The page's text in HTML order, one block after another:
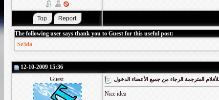
The following user says thank you to Guest for this useful post:
Se3da
12-10-2009 15:36
Guest
المترجمة الرجاء من جميع الأعضاء الدخول
Nice idea